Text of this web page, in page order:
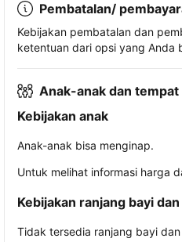
Pembatalan/
Kebijakan pembatalan dan
ketentuan dari opsi yang Anda
Anak-anak dan
Kebijakan anak
Anak-anak bisa menginap.
Untuk melihat informasi harga
Kebijakan ranjang bayi
Tidak tersedia ranjang bayi